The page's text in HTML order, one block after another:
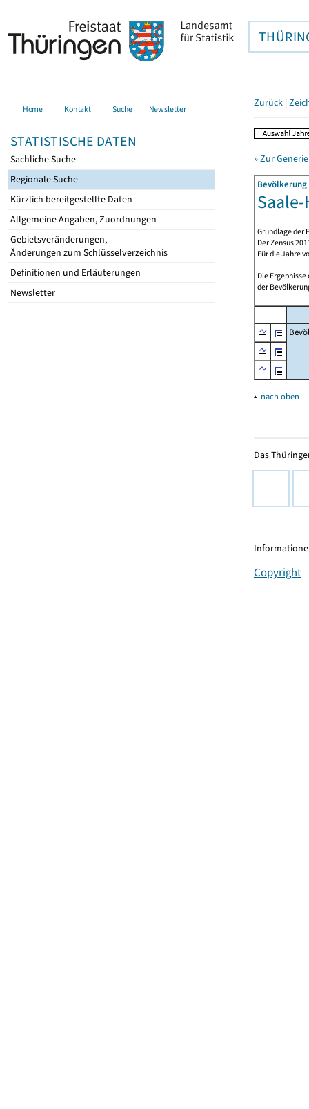
Home Kontakt Suche Newsletter
STATISTISCHE DATEN
Sachliche Suche
Regionale Suche
Kürzlich bereitgestellte Daten
Allgemeine Angaben, Zuordnungen
Gebietsveränderungen,
Änderungen zum Schlüsselverzeichnis
Definitionen und Erläuterungen
Newsletter
Zurück |
» Zur
Grundlage der
Der Zensus
Für die Jahre
Die
der
▴ nach oben
Das
Copyright